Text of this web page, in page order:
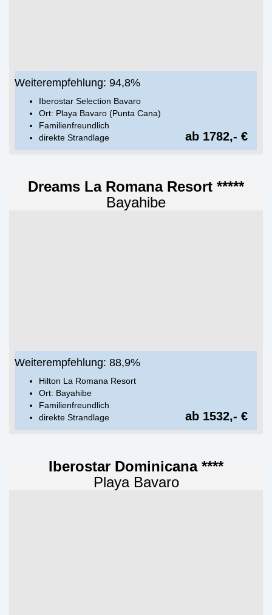
Weiterempfehlung: 94,8%
Iberostar Selection Bavaro
Ort: Playa Bavaro (Punta Cana)
Familienfreundlich
direkte Strandlage
ab 1782,- €
Dreams La Romana Resort *****
Bayahibe
Weiterempfehlung: 88,9%
Hilton La Romana Resort
Ort: Bayahibe
Familienfreundlich
direkte Strandlage
ab 1532,- €
Iberostar Dominicana ****
Playa Bavaro